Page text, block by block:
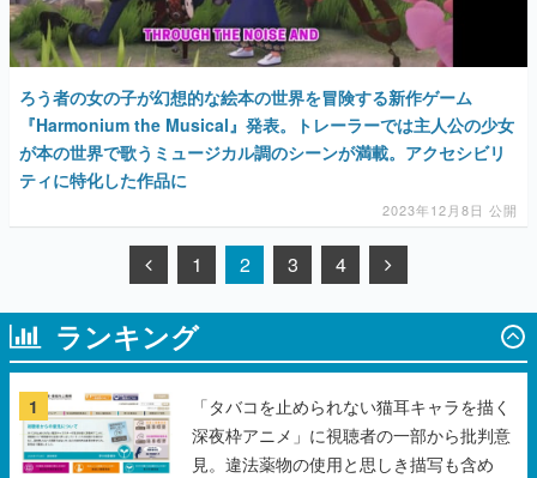
ろう者の女の子が幻想的な絵本の世界を冒険する新作ゲーム
『Harmonium the Musical』発表。トレーラーでは主人公の少女
が本の世界で歌うミュージカル調のシーンが満載。アクセシビリ
ティに特化した作品に
2023年12月8日 公開
1 2 3 4
ランキング
1
「タバコを止められない猫耳キャラを描く
深夜枠アニメ」に視聴者の一部から批判意
見。違法薬物の使用と思しき描写も含め